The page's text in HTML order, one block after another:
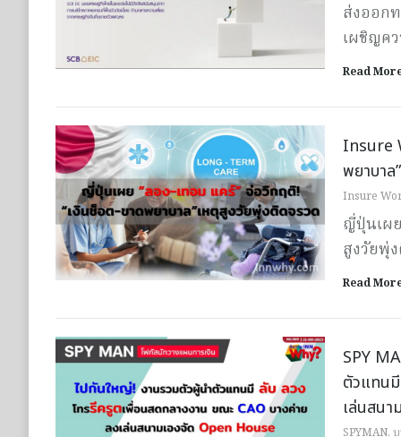
ส่งออก
เผชิญค
Read
Insure
พยาบา
Insure
ญี่ปุ่นเผ
สูงวัยพุ่
Read
SPY
ตัวแทน
เล่นสน
SPYMAN,